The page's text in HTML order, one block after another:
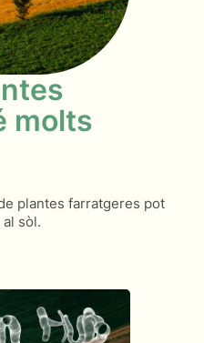
molts
plantes farratgeres pot
sòl.